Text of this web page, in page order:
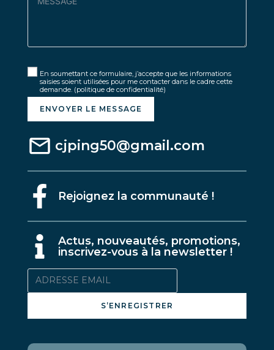
En soumettant ce formulaire, j’accepte que les informations
saisies soient utilisées pour me contacter dans le cadre cette
demande. (politique de confidentialité)
ENVOYER LE MESSAGE
cjping50@gmail.com
Rejoignez la communauté !
Actus, nouveautés, promotions,
inscrivez-vous à la newsletter !
S’ENREGISTRER